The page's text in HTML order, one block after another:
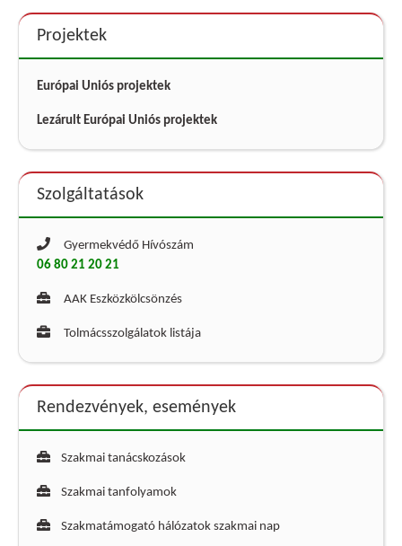
Projektek
Európai Uniós projektek
Lezárult Európai Uniós projektek
Szolgáltatások
Gyermekvédő Hívószám
06 80 21 20 21
AAK Eszközkölcsönzés
Tolmácsszolgálatok listája
Rendezvények, események
Szakmai tanácskozások
Szakmai tanfolyamok
Szakmatámogató hálózatok szakmai nap